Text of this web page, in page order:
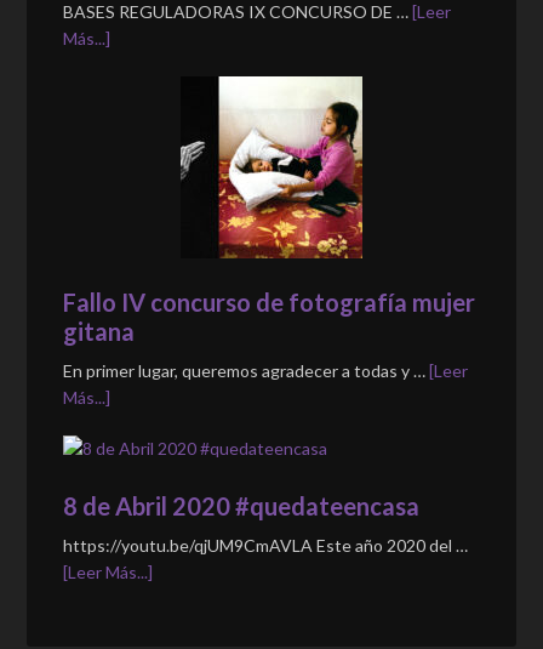
BASES REGULADORAS IX CONCURSO DE …[Leer
Más...]
Fallo IV concurso de fotografía mujer
gitana
En primer lugar, queremos agradecer a todas y …[Leer
Más...]
8 de Abril 2020 #quedateencasa
https://youtu.be/qjUM9CmAVLA Este año 2020 del …
[Leer Más...]